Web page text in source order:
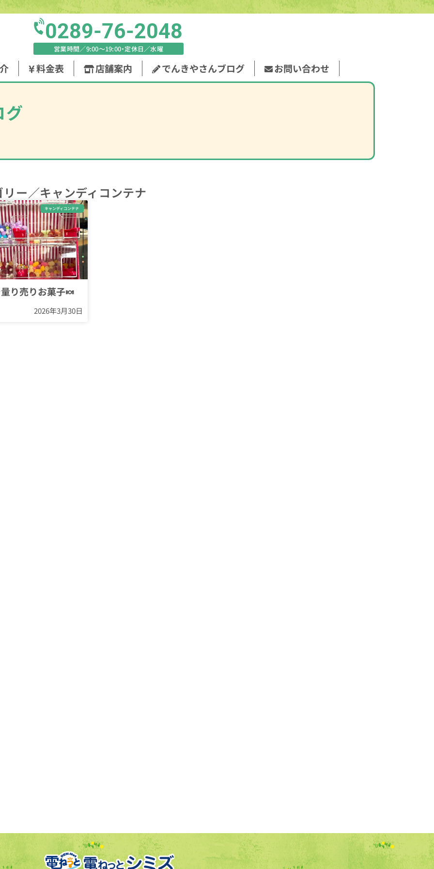
0289-76-2048
営業時間／9:00〜19:00・定休日／水曜
料金表 店舗案内 でんきやさんブログ お問い合わせ
グ
ー／キャンディコンテナ
キャンディコンテナ
り売りお菓子🍬
2026年3月30日